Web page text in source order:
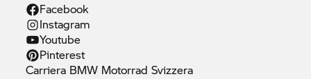
Facebook
Instagram
Youtube
Pinterest
Carriera BMW Motorrad Svizzera